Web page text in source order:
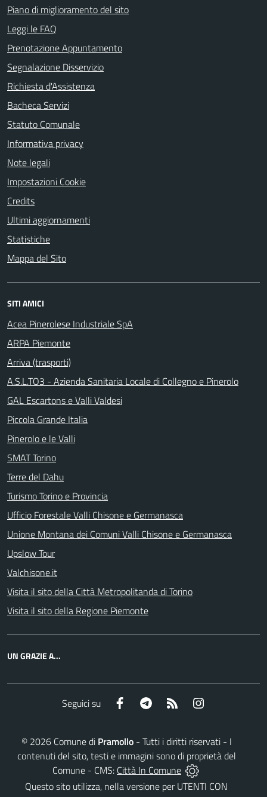
Piano di miglioramento del sito
Leggi le FAQ
Prenotazione Appuntamento
Segnalazione Disservizio
Richiesta d'Assistenza
Bacheca Servizi
Statuto Comunale
Informativa privacy
Note legali
Impostazioni Cookie
Credits
Ultimi aggiornamenti
Statistiche
Mappa del Sito
SITI AMICI
Acea Pinerolese Industriale SpA
ARPA Piemonte
Arriva (trasporti)
A.S.L.TO3 - Azienda Sanitaria Locale di Collegno e Pinerolo
GAL Escartons e Valli Valdesi
Piccola Grande Italia
Pinerolo e le Valli
SMAT Torino
Terre del Dahu
Turismo Torino e Provincia
Ufficio Forestale Valli Chisone e Germanasca
Unione Montana dei Comuni Valli Chisone e Germanasca
Upslow Tour
Valchisone.it
Visita il sito della Città Metropolitanda di Torino
Visita il sito della Regione Piemonte
UN GRAZIE A...
Seguici su Facebook Telegram RSS
© 2026Comune di Pramollo- Tutti i diritti riservati - I
contenuti del sito, testi e immagini sono di proprietà del
Comune - CMS: Città In Comune
Questo sito utilizza, nella versione per UTENTI CON